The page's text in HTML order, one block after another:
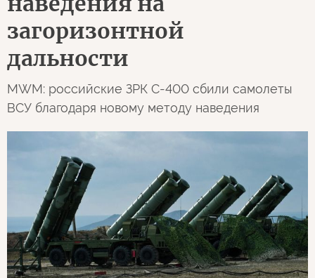
загоризонтной
дальности
MWM: российские ЗРК С-400 сбили самолеты
ВСУ благодаря новому методу наведения